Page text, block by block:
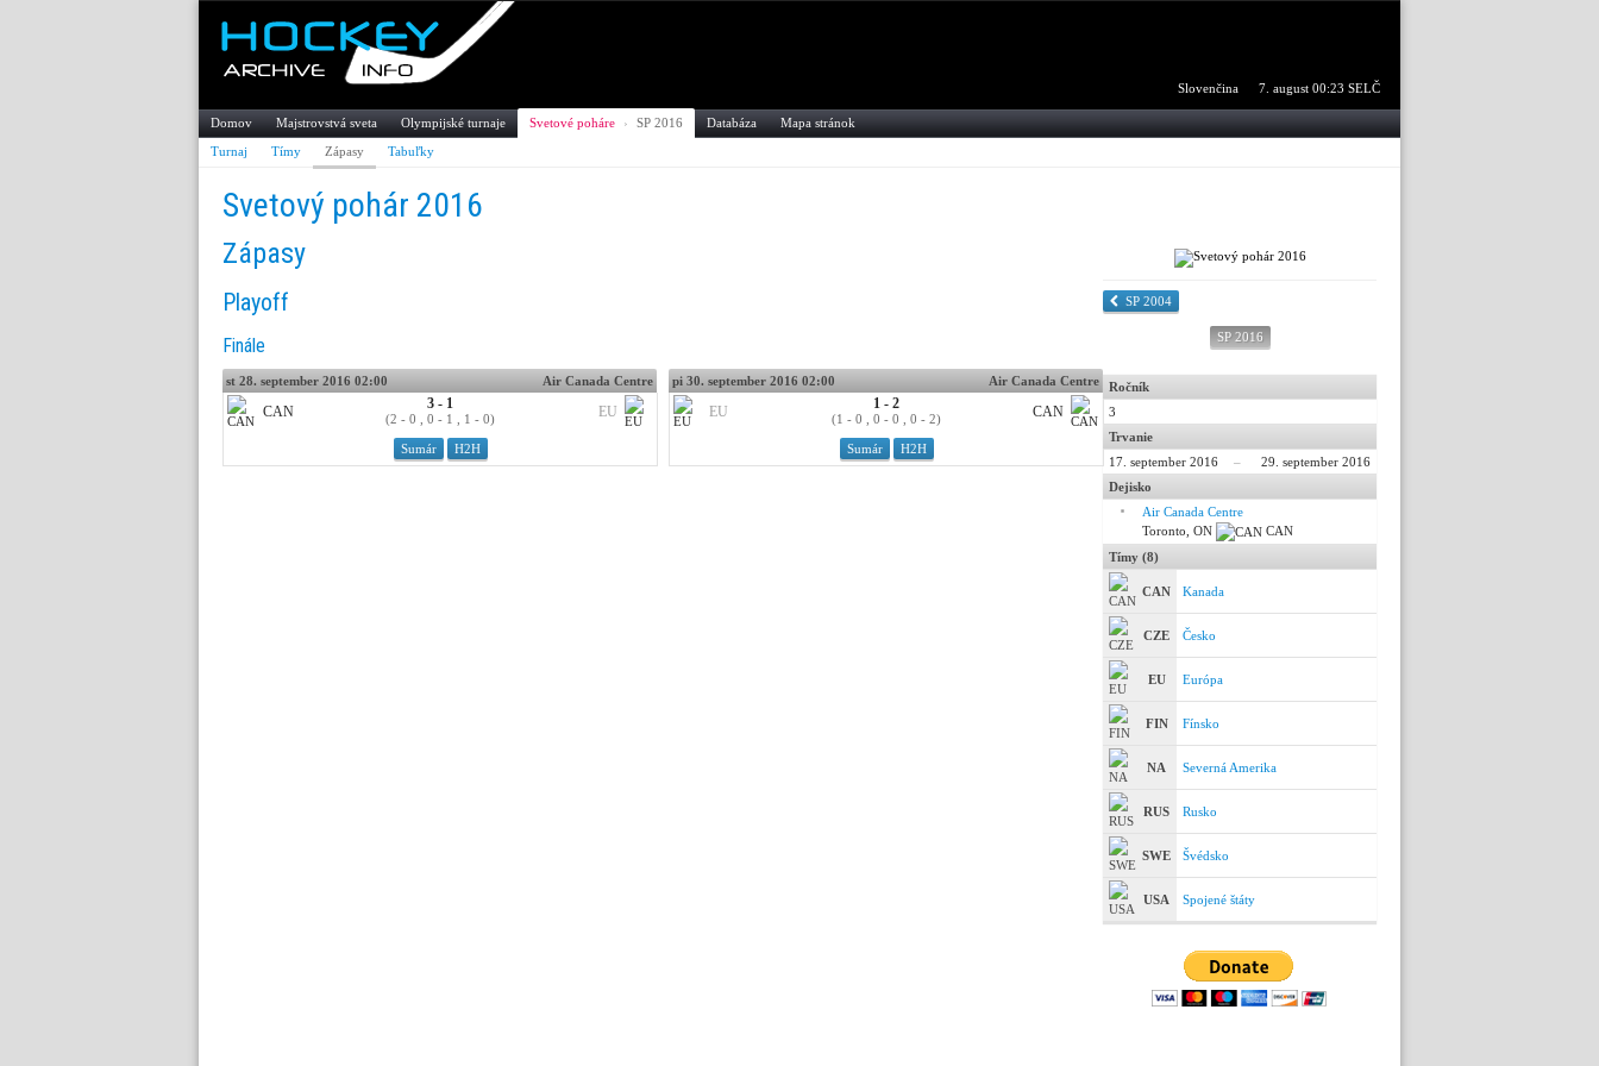
Slovenčina 7. august 00:23 SELČ
Domov Majstrovstvá sveta Olympijské turnaje Svetové poháre › SP 2016 Databáza
Mapa stránok
Turnaj
Tímy Zápasy Tabuľky
Svetový pohár 2016
Zápasy
Playoff
Finále
st 28. september 2016 02:00 Air Canada Centre
Sumár H2H
CAN 3 - 1
(2 - 0 , 0 - 1 , 1 - 0) EU
pi 30. september 2016 02:00 Air Canada Centre
Sumár H2H
EU 1 - 2
(1 - 0 , 0 - 0 , 0 - 2) CAN
SP 2004
SP 2016
Ročník
3
Trvanie
17. september 2016
–
29. september 2016
Dejisko
Air Canada Centre
Toronto, ON
CAN
Tímy (8)
CAN Kanada
CZE Česko
EU Európa
FIN Fínsko
NA Severná Amerika
RUS Rusko
SWE Švédsko
USA Spojené štáty